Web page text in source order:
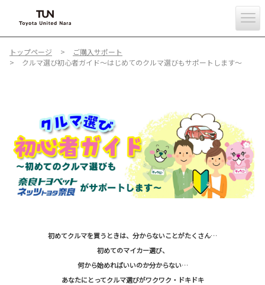
トップページ
ご購入サポート
クルマ選び初心者ガイド～はじめてのクルマ選びもサポートします～
初めてクルマを買うときは、分からないことがたくさん…
初めてのマイカー選び、
何から始めればいいのか分からない…
あなたにとってクルマ選びがワクワク・ドキドキ